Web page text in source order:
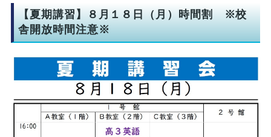
【夏期講習】８月１８日（月）時間割 ※校
舎開放時間注意※